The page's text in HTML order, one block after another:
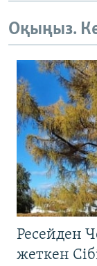
Оқыңыз.
Ресейден
жеткен